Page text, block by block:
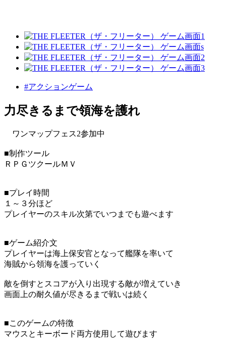
#アクションゲーム
力尽きるまで領海を護れ
ワンマップフェス2参加中
■制作ツール
ＲＰＧツクールＭＶ
■プレイ時間
１～３分ほど
プレイヤーのスキル次第でいつまでも遊べます
■ゲーム紹介文
プレイヤーは海上保安官となって艦隊を率いて
海賊から領海を護っていく
敵を倒すとスコアが入り出現する敵が増えていき
画面上の耐久値が尽きるまで戦いは続く
■このゲームの特徴
マウスとキーボード両方使用して遊びます